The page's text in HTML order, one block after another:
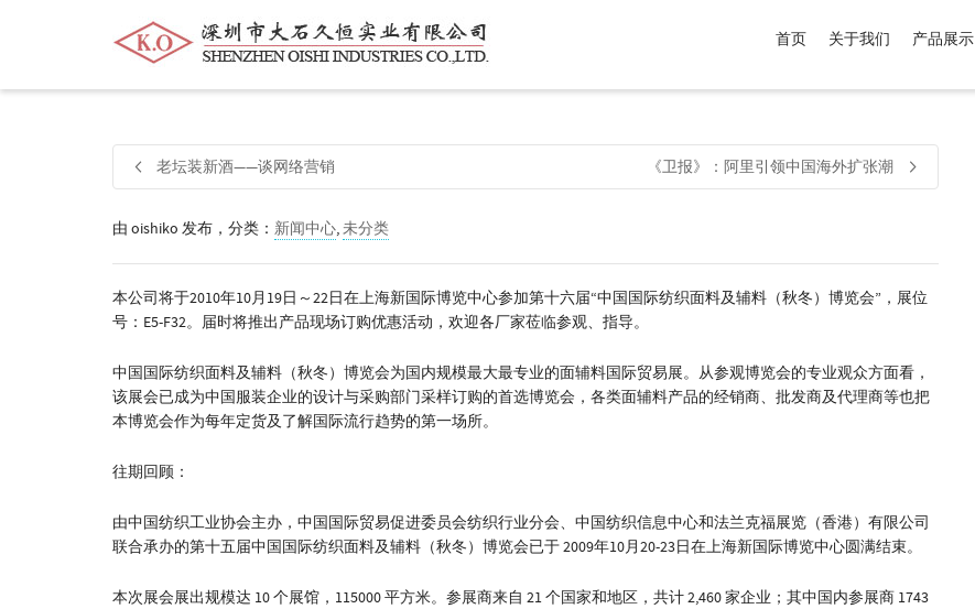
帮我查找新的衬衫尺码中号价格介于 商品，品牌为 默认品牌 .
首页 关于我们 产品展示
老坛装新酒——谈网络营销 《卫报》：阿里引领中国海外扩张潮
由 oishiko 发布，分类： 新闻中心,未分类
本公司将于2010年10月19日～22日在上海新国际博览中心参加第十六届“中国国际纺织面料及辅料（秋冬）博览会”，展位
号：E5-F32。届时将推出产品现场订购优惠活动，欢迎各厂家莅临参观、指导。
中国国际纺织面料及辅料（秋冬）博览会为国内规模最大最专业的面辅料国际贸易展。从参观博览会的专业观众方面看，
该展会已成为中国服装企业的设计与采购部门采样订购的首选博览会，各类面辅料产品的经销商、批发商及代理商等也把
本博览会作为每年定货及了解国际流行趋势的第一场所。
往期回顾：
由中国纺织工业协会主办，中国国际贸易促进委员会纺织行业分会、中国纺织信息中心和法兰克福展览（香港）有限公司
联合承办的第十五届中国国际纺织面料及辅料（秋冬）博览会已于 2009年10月20-23日在上海新国际博览中心圆满结束。
本次展会展出规模达 10 个展馆，115000 平方米。参展商来自 21 个国家和地区，共计 2,460 家企业；其中国内参展商 1743